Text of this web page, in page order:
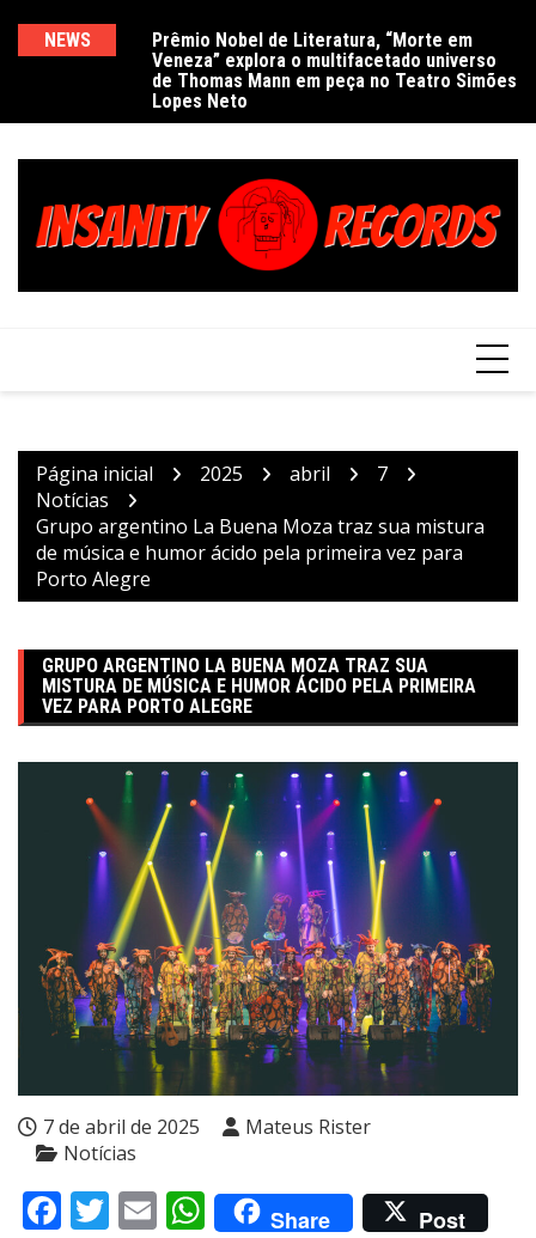
NEWS
Prêmio Nobel de Literatura, “Morte em
Veneza” explora o multifacetado universo
de Thomas Mann em peça no Teatro Simões
Lopes Neto
Página inicial 2025 abril
7
Notícias
Grupo argentino La Buena Moza traz sua mistura
de música e humor ácido pela primeira vez para
Porto Alegre
GRUPO ARGENTINO LA BUENA MOZA TRAZ SUA
MISTURA DE MÚSICA E HUMOR ÁCIDO PELA PRIMEIRA
VEZ PARA PORTO ALEGRE
7 de abril de 2025
Mateus Rister
Notícias
Facebook
Twitter
EmailWhatsApp
Share Post